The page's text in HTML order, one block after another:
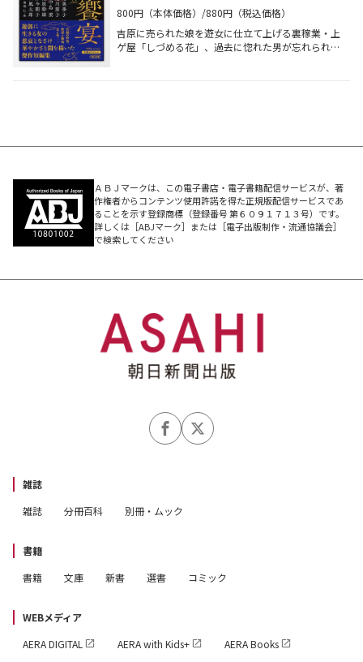
800円（本体価格）/880円（税込価格）
吉原に売られた娘を遊女に仕立て上げる裏稼業・上
ゲ屋「しづめる花」、過去に惚れた男が忘れられ
ＡＢＪマークは、この電子書店・電子書籍配信サービスが、著
作権者からコンテンツ使用許諾を得た正規版配信サービスであ
ることを示す登録商標（登録番号 第６０９１７１３号）です。
詳しくは［ABJマーク］または［電子出版制作・流通協議会］
で検索してください
雑誌
雑誌
分冊百科 別冊・ムック
書籍
書籍
文庫 新書 選書 コミック
WEBメディア
AERA DIGITAL
AERA with Kids+
AERA Books